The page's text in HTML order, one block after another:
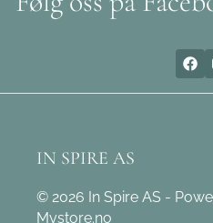
IN SPIRE AS
© 2026 In Spire AS -
Mystore.no